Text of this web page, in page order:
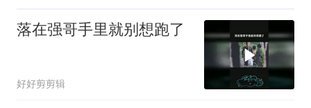
落在强哥手里就别想跑了
好好剪剪辑